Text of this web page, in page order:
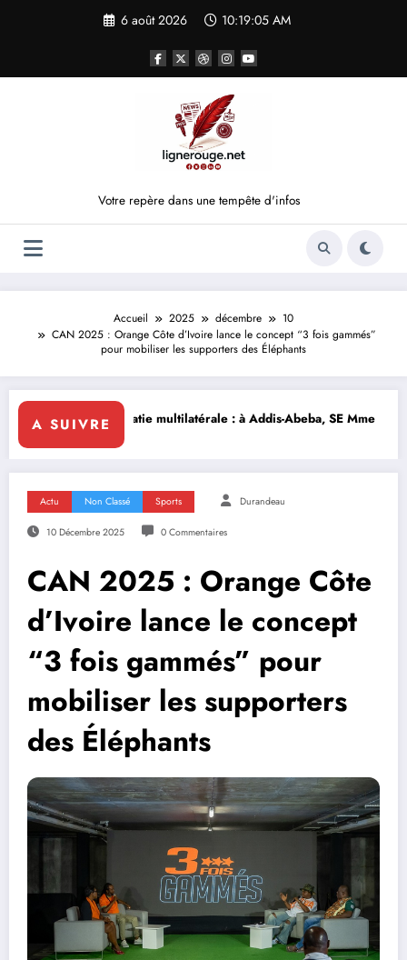
6 août 2026 10:19:06 AM
Votre repère dans une tempête d'infos
Accueil 2025 décembre
10
CAN 2025 : Orange Côte d’Ivoire lance le concept “3 fois gammés”
pour mobiliser les supporters des Éléphants
A SUIVRE
: à Addis-Abeba, SE Mme Nialé Kaba porte la voix de la
𝐉𝐎𝐉 𝐃𝐀𝐊𝐀𝐑 𝟐𝟎𝟐𝟔
Actu Non Classé Sports Durandeau
10 Décembre 2025 0 Commentaires
CAN 2025 : Orange Côte
d’Ivoire lance le concept
“3 fois gammés” pour
mobiliser les supporters
des Éléphants